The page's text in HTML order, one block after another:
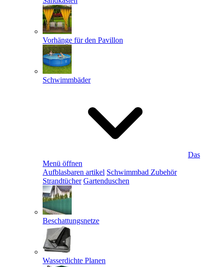
Vorhänge für den Pavillon
Schwimmbäder
Das
Menü öffnen
Aufblasbaren artikel Schwimmbad Zubehör
Strandtücher Gartenduschen
Beschattungsnetze
Wasserdichte Planen